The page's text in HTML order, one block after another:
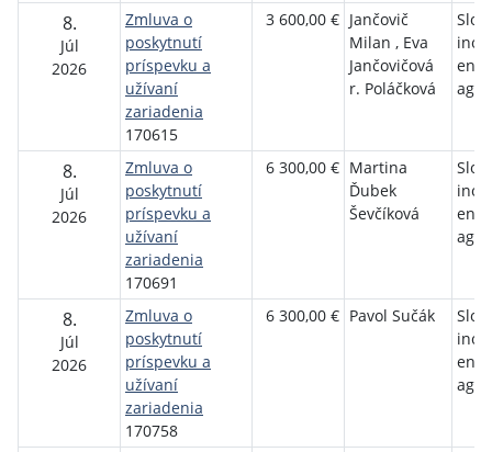
8.
Júl
2026
Zmluva o
poskytnutí
príspevku a
užívaní
zariadenia
170615
3 600,00 € Jančovič
Milan , Eva
Jančovičová
r. Poláčková
8.
Júl
2026
Zmluva o
poskytnutí
príspevku a
užívaní
zariadenia
170691
6 300,00 € Martina
Ďubek
Ševčíková
8.
Júl
2026
Zmluva o
poskytnutí
príspevku a
užívaní
zariadenia
170758
6 300,00 € Pavol Sučák